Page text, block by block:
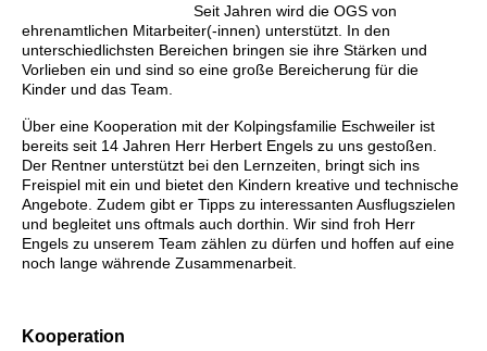
Seit Jahren wird die OGS von
ehrenamtlichen Mitarbeiter(-innen) unterstützt. In den
unterschiedlichsten Bereichen bringen sie ihre Stärken und
Vorlieben ein und sind so eine große Bereicherung für die
Kinder und das Team.
Über eine Kooperation mit der Kolpingsfamilie Eschweiler ist
bereits seit 14 Jahren Herr Herbert Engels zu uns gestoßen.
Der Rentner unterstützt bei den Lernzeiten, bringt sich ins
Freispiel mit ein und bietet den Kindern kreative und technische
Angebote. Zudem gibt er Tipps zu interessanten Ausflugszielen
und begleitet uns oftmals auch dorthin. Wir sind froh Herr
Engels zu unserem Team zählen zu dürfen und hoffen auf eine
noch lange währende Zusammenarbeit.
Kooperation